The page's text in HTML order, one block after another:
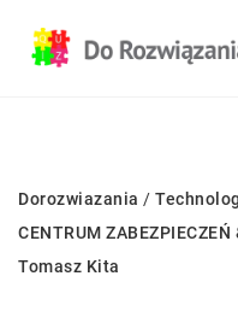
Dorozwiazania /
CENTRUM ZABEZPIECZEŃ
Tomasz Kita